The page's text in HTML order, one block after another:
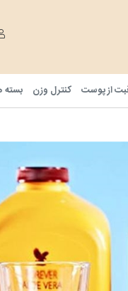
از پوست کنترل وزن بسته